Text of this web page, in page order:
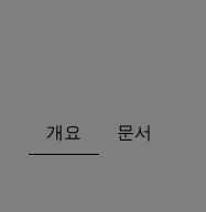
개요 문서